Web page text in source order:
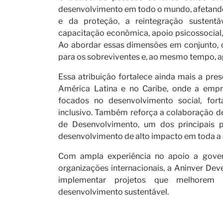
desenvolvimento em todo o mundo,
e da proteção, a reintegração
capacitação econômica, apoio
Ao abordar essas dimensões em
para os sobreviventes e, ao mesmo tempo,
Essa atribuição fortalece ainda mais a
América Latina e no Caribe, onde a
focados no desenvolvimento social,
inclusivo. Também reforça a colaboração
de Desenvolvimento, um dos principais
desenvolvimento de alto impacto em toda a
Com ampla experiência no apoio a
organizações internacionais, a Aninver
implementar projetos que
desenvolvimento sustentável.